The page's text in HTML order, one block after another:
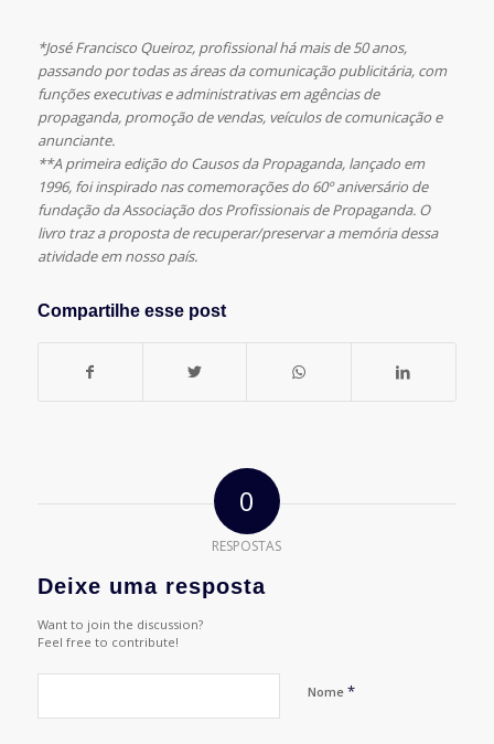
*José Francisco Queiroz, profissional há mais de 50 anos,
passando por todas as áreas da comunicação publicitária, com
funções executivas e administrativas em agências de
propaganda, promoção de vendas, veículos de comunicação e
anunciante.
**A primeira edição do Causos da Propaganda, lançado em
1996, foi inspirado nas comemorações do 60º aniversário de
fundação da Associação dos Profissionais de Propaganda. O
livro traz a proposta de recuperar/preservar a memória dessa
atividade em nosso país.
Compartilhe esse post
0
RESPOSTAS
Deixe uma resposta
Want to join the discussion?
Feel free to contribute!
Nome *